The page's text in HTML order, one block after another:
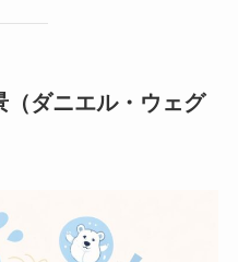
（ダニエル・ウェグ